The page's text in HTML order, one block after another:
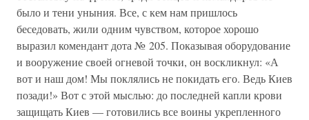
было и тени уныния. Все, с кем нам пришлось
беседовать, жили одним чувством, которое хорошо
выразил комендант дота № 205. Показывая оборудование
и вооружение своей огневой точки, он воскликнул: «А
вот и наш дом! Мы поклялись не покидать его. Ведь Киев
позади!» Вот с этой мыслью: до последней капли крови
защищать Киев — готовились все воины укрепленного